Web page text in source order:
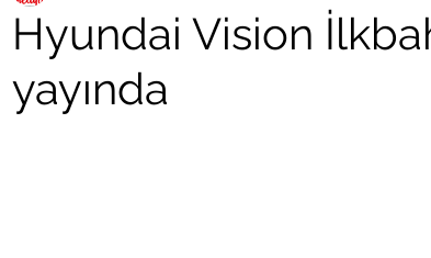
Hyundai Vision
yayında